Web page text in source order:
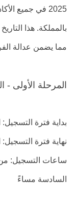
2025 في جميع
بالمملكة. هذا
مما يضمن عدالة
المرحلة الأولى -
بداية فترة التسجيل: الجمعة 14
نهاية فترة التسجيل: الجمعة 28
ساعات التسجيل: من
السادسة مساءً